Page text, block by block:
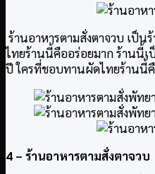
ร้านอาหารตามสั่งตาจวบ เป็
ไทยร้านนี้คืออร่อยมาก ร้านนี้เ
ปี ใครที่ชอบทานผัดไทยร้านนี้
4 – ร้านอาหารตามสั่งตาจวบ